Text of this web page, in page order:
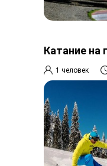
Катание на
1 человек